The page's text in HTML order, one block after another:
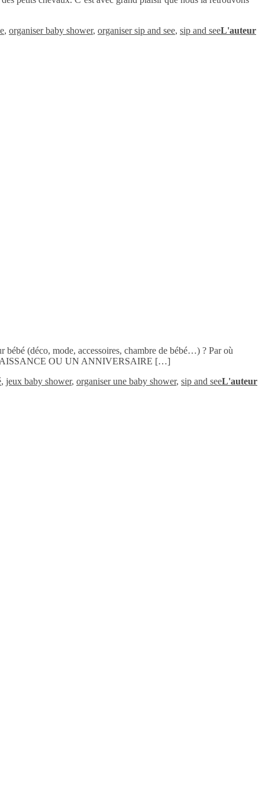
, organiser baby shower, organiser sip and see, sip and seeL'auteur
(déco, mode, accessoires, chambre de bébé…) ? Par où
OU UN ANNIVERSAIRE […]
, jeux baby shower, organiser une baby shower, sip and seeL'auteur